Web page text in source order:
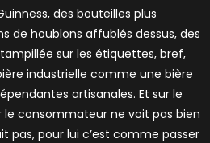
des bouteilles plus
de houblons affublés dessus, des
sur les étiquettes, bref,
industrielle comme une bière
artisanales. Et sur le
le consommateur ne voit pas bien
pas, pour lui c’est comme passer